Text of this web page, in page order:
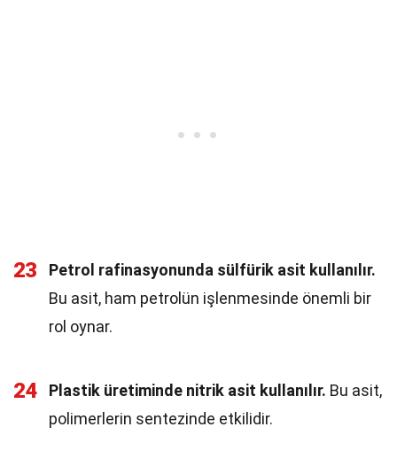
23
Petrol rafinasyonunda sülfürik asit kullanılır.
Bu asit, ham petrolün işlenmesinde önemli bir
rol oynar.
24 Plastik üretiminde nitrik asit kullanılır. Bu asit,
polimerlerin sentezinde etkilidir.